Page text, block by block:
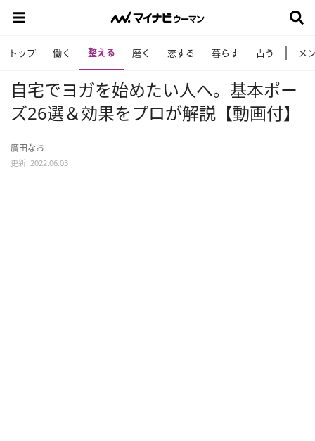
トップ 働く 整える 磨く 恋する 暮らす 占う メ
自宅でヨガを始めたい人へ。基本ポー
ズ26選＆効果をプロが解説【動画付】
廣田なお
更新: 2022.06.03